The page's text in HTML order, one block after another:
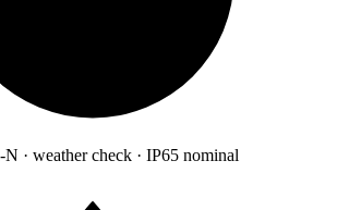
· weather check · IP65 nominal